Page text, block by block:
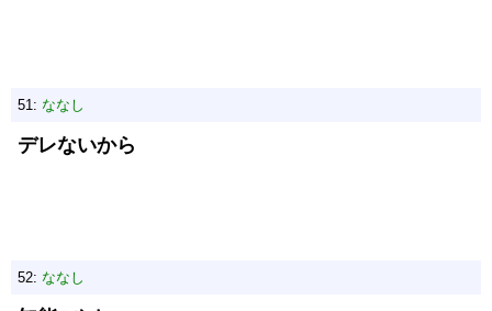
51: ななし
デレないから
52: ななし